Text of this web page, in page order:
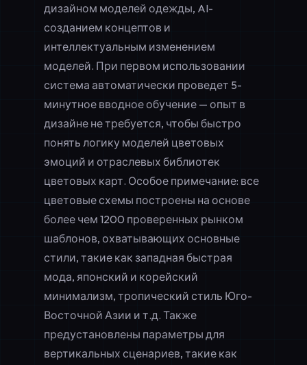
дизайном моделей одежды, AI-
созданием концептов и
интеллектуальным изменением
моделей. При первом использовании
система автоматически проведет 5-
минутное вводное обучение — опыт в
дизайне не требуется, чтобы быстро
понять логику моделей цветовых
эмоций и отраслевых библиотек
цветовых карт. Особое примечание: все
цветовые схемы построены на основе
более чем 1200 проверенных рынком
шаблонов, охватывающих основные
стили, такие как западная быстрая
мода, японский и корейский
минимализм, тропический стиль Юго-
Восточной Азии и т.д. Также
предустановлены параметры для
вертикальных сценариев, такие как